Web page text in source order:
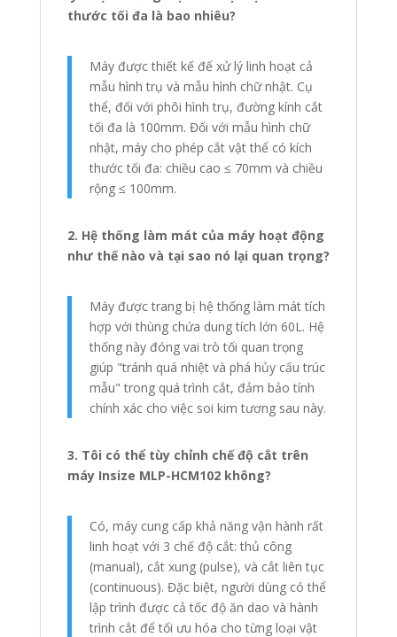
thước tối đa là bao nhiêu?
Máy được thiết kế để xử lý linh hoạt cả
mẫu hình trụ và mẫu hình chữ nhật. Cụ
thể, đối với phôi hình trụ, đường kính cắt
tối đa là 100mm. Đối với mẫu hình chữ
nhật, máy cho phép cắt vật thể có kích
thước tối đa: chiều cao ≤ 70mm và chiều
rộng ≤ 100mm.
2. Hệ thống làm mát của máy hoạt động
như thế nào và tại sao nó lại quan trọng?
Máy được trang bị hệ thống làm mát tích
hợp với thùng chứa dung tích lớn 60L. Hệ
thống này đóng vai trò tối quan trọng
giúp "tránh quá nhiệt và phá hủy cấu trúc
mẫu" trong quá trình cắt, đảm bảo tính
chính xác cho việc soi kim tương sau này.
3. Tôi có thể tùy chỉnh chế độ cắt trên
máy Insize MLP-HCM102 không?
Có, máy cung cấp khả năng vận hành rất
linh hoạt với 3 chế độ cắt: thủ công
(manual), cắt xung (pulse), và cắt liên tục
(continuous). Đặc biệt, người dùng có thể
lập trình được cả tốc độ ăn dao và hành
trình cắt để tối ưu hóa cho từng loại vật